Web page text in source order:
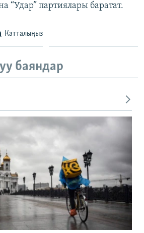
“Удар” партиялары баратат.
Катталыңыз
баяндар